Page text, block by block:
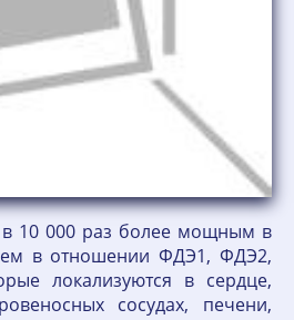
в 10 000 раз более мощным в
в отношении ФДЭ1, ФДЭ2,
локализуются в сердце,
сосудах, печени,